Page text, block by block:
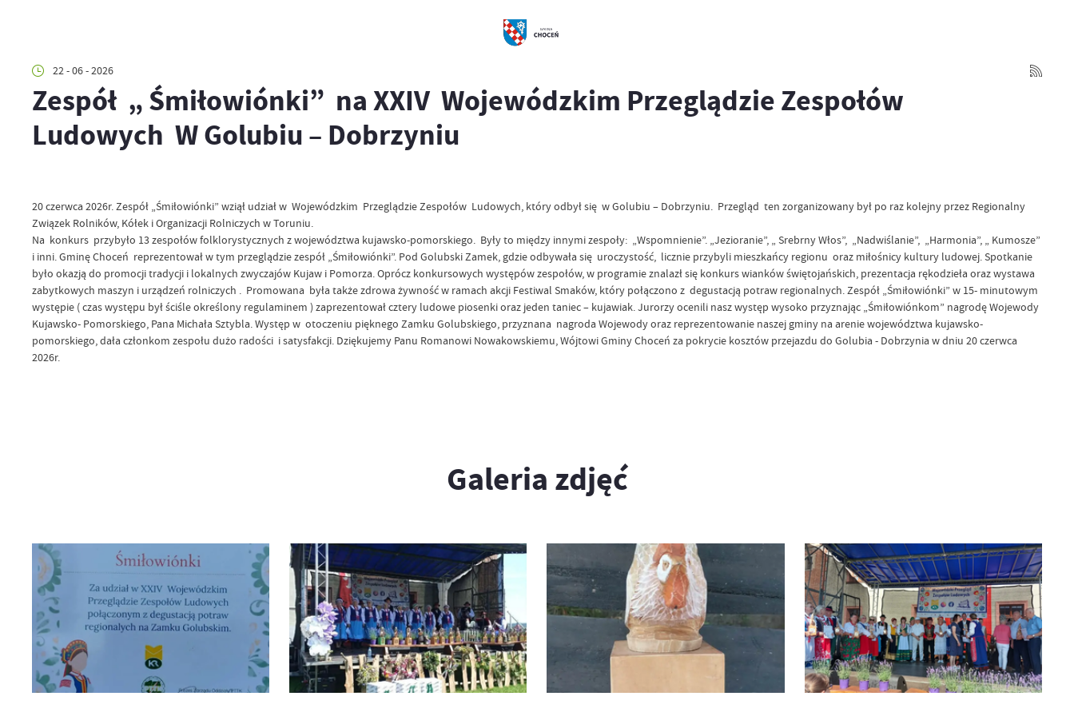
22 - 06 - 2026
Zespół „ Śmiłowiónki” na XXIV Wojewódzkim Przeglądzie Zespołów
Ludowych W Golubiu – Dobrzyniu
20 czerwca 2026r. Zespół „Śmiłowiónki” wziął udział w Wojewódzkim Przeglądzie Zespołów Ludowych, który odbył się w Golubiu – Dobrzyniu. Przegląd ten zorganizowany był po raz kolejny przez Regionalny
Związek Rolników, Kółek i Organizacji Rolniczych w Toruniu.
Na konkurs przybyło 13 zespołów folklorystycznych z województwa kujawsko-pomorskiego. Były to między innymi zespoły: „Wspomnienie”. „Jezioranie”, „ Srebrny Włos”, „Nadwiślanie”, „Harmonia”, „ Kumosze”
i inni. Gminę Choceń reprezentował w tym przeglądzie zespół „Śmiłowiónki”. Pod Golubski Zamek, gdzie odbywała się uroczystość, licznie przybyli mieszkańcy regionu oraz miłośnicy kultury ludowej. Spotkanie
było okazją do promocji tradycji i lokalnych zwyczajów Kujaw i Pomorza. Oprócz konkursowych występów zespołów, w programie znalazł się konkurs wianków świętojańskich, prezentacja rękodzieła oraz wystawa
zabytkowych maszyn i urządzeń rolniczych . Promowana była także zdrowa żywność w ramach akcji Festiwal Smaków, który połączono z degustacją potraw regionalnych. Zespół „Śmiłowiónki” w 15- minutowym
występie ( czas występu był ściśle określony regulaminem ) zaprezentował cztery ludowe piosenki oraz jeden taniec – kujawiak. Jurorzy ocenili nasz występ wysoko przyznając „Śmiłowiónkom” nagrodę Wojewody
Kujawsko- Pomorskiego, Pana Michała Sztybla. Występ w otoczeniu pięknego Zamku Golubskiego, przyznana nagroda Wojewody oraz reprezentowanie naszej gminy na arenie województwa kujawsko-
pomorskiego, dała członkom zespołu dużo radości i satysfakcji. Dziękujemy Panu Romanowi Nowakowskiemu, Wójtowi Gminy Choceń za pokrycie kosztów przejazdu do Golubia - Dobrzynia w dniu 20 czerwca
2026r.
Galeria zdjęć